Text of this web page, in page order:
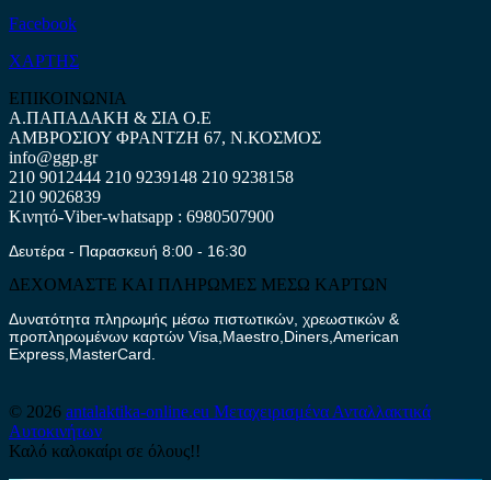
Facebook
ΧΑΡΤΗΣ
ΕΠΙΚΟΙΝΩΝΙΑ
Α.ΠΑΠΑΔΑΚΗ & ΣΙΑ Ο.Ε
ΑΜΒΡΟΣΙΟΥ ΦΡΑΝΤΖΗ 67, Ν.ΚΟΣΜΟΣ
info@ggp.gr
210 9012444 210 9239148 210 9238158
210 9026839
Κινητό-Viber-whatsapp : 6980507900
Δευτέρα - Παρασκευή 8:00 - 16:30
ΔΕΧΟΜΑΣΤΕ ΚΑΙ ΠΛΗΡΩΜΕΣ ΜΕΣΩ ΚΑΡΤΩΝ
Δυνατότητα πληρωμής μέσω πιστωτικών, χρεωστικών &
προπληρωμένων καρτών Visa,Maestro,Diners,American
Express,MasterCard.
© 2026 antalaktika-online.eu Μεταχειρισμένα Ανταλλακτικά
Αυτοκινήτων
Καλό καλοκαίρι σε όλους!!